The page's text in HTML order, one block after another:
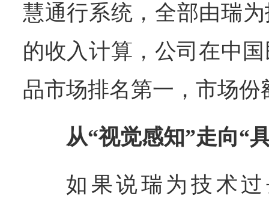
慧通行系统，全部由瑞
的收入计算，公司在中
品市场排名第一，市场份
从“视觉感知”走向“
如果说瑞为技术